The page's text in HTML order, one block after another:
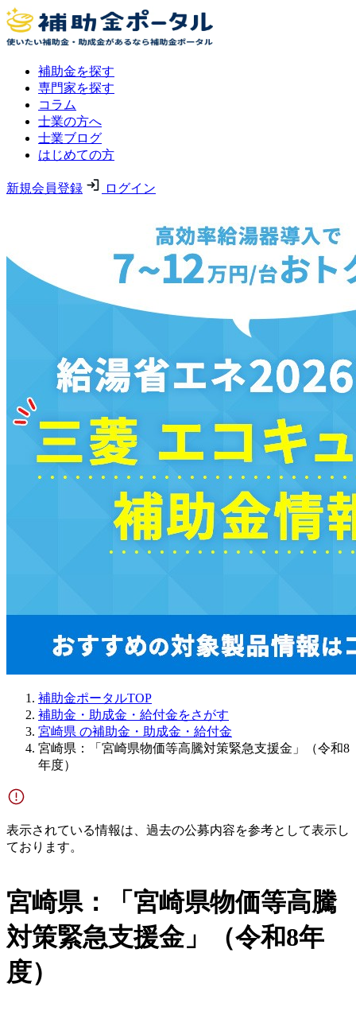
補助金を探す
専門家を探す
コラム
士業の方へ
士業ブログ
はじめての方
新規会員登録 ログイン
補助金ポータルTOP
補助金・助成金・給付金をさがす
宮崎県 の補助金・助成金・給付金
宮崎県：「宮崎県物価等高騰対策緊急支援金」（令和8
年度）
表示されている情報は、過去の公募内容を参考として表示し
ております。
宮崎県：「宮崎県物価等高騰
対策緊急支援金」（令和8年
度）